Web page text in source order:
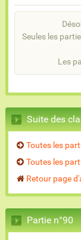
Seules les
Les
Suite des
Toutes les
Toutes les
Retour page
Partie n°90